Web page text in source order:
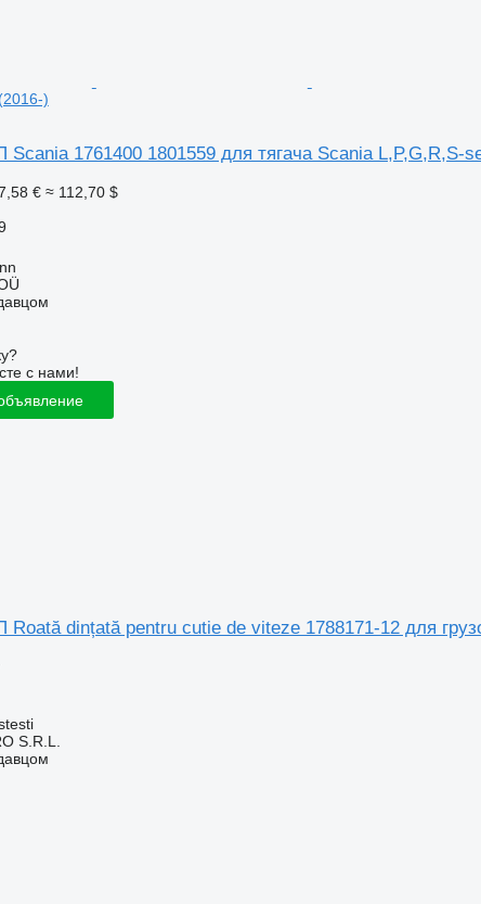
)
1761400 1801559 для тягача Scania L,P,G,R,S-
€ ≈ 112,70 $
с нами!
dințată pentru cutie de viteze 1788171-12 для
S.R.L.